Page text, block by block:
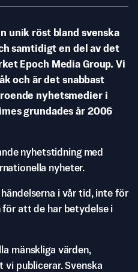
unik röst bland svenska
samtidigt en del av det
Epoch Media Group. Vi
och är det snabbast
nyhetsmedier i
grundades år 2006
nyhetstidning med
nyheter.
i vår tid, inte för
att de har betydelse i
mänskliga värden,
publicerar. Svenska